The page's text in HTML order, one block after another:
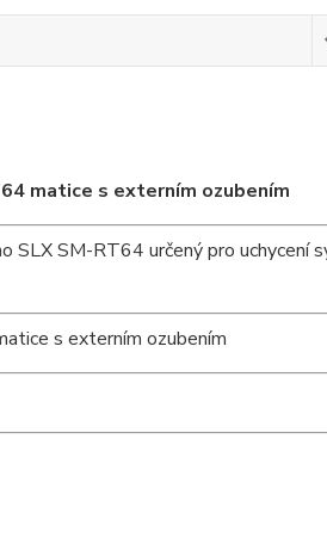
matice s externím ozubením
SLX SM-RT64 určený pro uchycení
s externím ozubením